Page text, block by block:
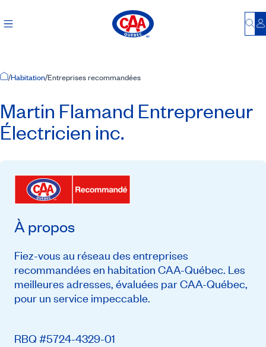
Accueil
/Habitation/Entreprises recommandées
Martin Flamand Entrepreneur
Électricien inc.
À propos
Fiez-vous au réseau des entreprises
recommandées en habitation CAA-Québec. Les
meilleures adresses, évaluées par CAA-Québec,
pour un service impeccable.
RBQ #5724-4329-01